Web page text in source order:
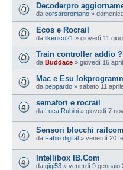
Decoderpro
da corsaroromano »
Ecos e Rocrail
da likenico21 » giovedì 11
Train controller addio ?
da Buddace » giovedì 16
Mac e Esu
da peppardo » sabato 11
semafori e rocrail
da Luca.Rubini » giovedì 7
Sensori blocchi
da Fabio digital » venerdì 20
Intellibox IB.Com
da gigi53 » venerdì 9 gennaio